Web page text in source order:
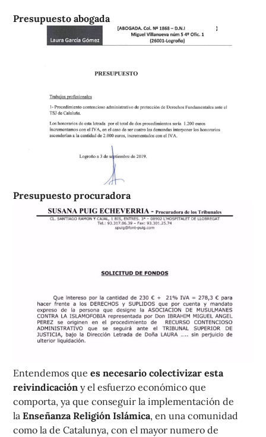
Presupuesto abogada
Presupuesto procuradora
Entendemos que es necesario colectivizar esta
reivindicación y el esfuerzo económico que
comporta, ya que conseguir la implementación de
la Enseñanza Religión Islámica, en una comunidad
como la de Catalunya, con el mayor numero de